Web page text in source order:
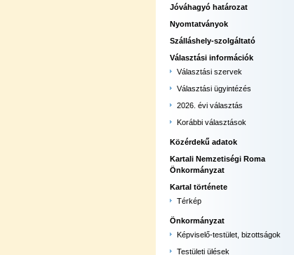
Jóváhagyó határozat
Nyomtatványok
Szálláshely-szolgáltató
Választási információk
Választási szervek
Választási ügyintézés
2026. évi választás
Korábbi választások
Közérdekű adatok
Kartali Nemzetiségi Roma
Önkormányzat
Kartal története
Térkép
Önkormányzat
Képviselő-testület, bizottságok
Testületi ülések